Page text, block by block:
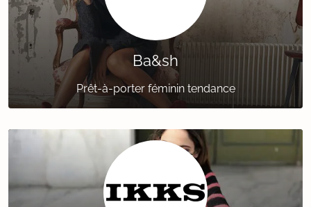
Ba&sh
Prêt-à-porter féminin tendance